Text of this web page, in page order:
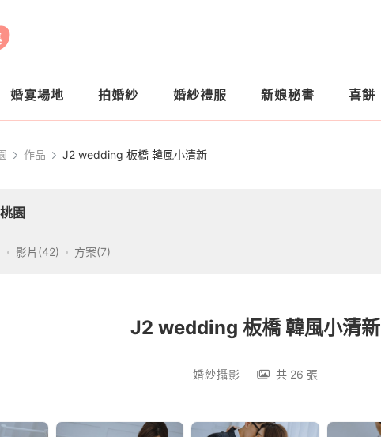
婚宴場地 拍婚紗 婚紗禮服 新娘秘書 喜餅
作品 J2 wedding 板橋 韓風小清新
園
影片(42) 方案(7)
J2 wedding 板橋 韓風小清新
婚紗攝影 共 26 張